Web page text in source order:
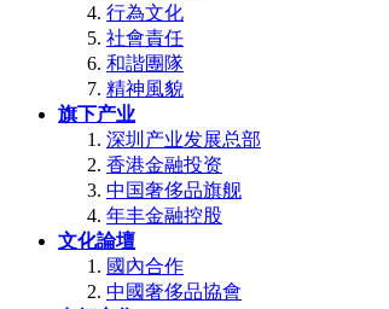
行為文化
社會責任
和諧團隊
精神風貌
旗下产业
深圳产业发展总部
香港金融投资
中国奢侈品旗舰
年丰金融控股
文化論壇
國內合作
中國奢侈品協會